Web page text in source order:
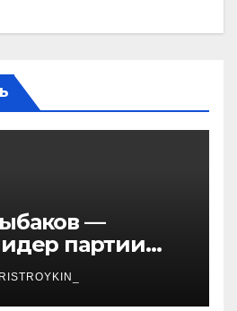
—
партии
биография